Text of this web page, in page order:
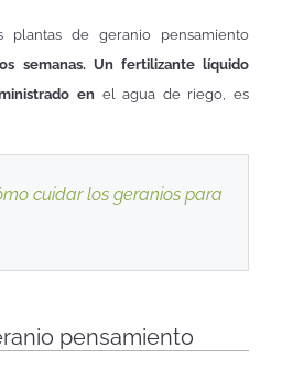
de geranio pensamiento
semanas. Un fertilizante líquido
en el agua de riego, es
cuidar los geranios para
pensamiento